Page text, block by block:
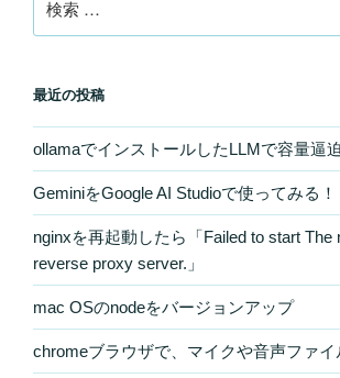
索:
最近の投稿
ollamaでインストールしたLLMで容量逼迫
GeminiをGoogle AI Studioで使ってみる！
nginxを再起動したら「Failed to start The
reverse proxy server.」
mac OSのnodeをバージョンアップ
chromeブラウザで、マイクや音声ファ